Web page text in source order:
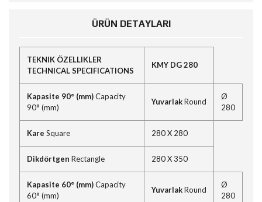
ÜRÜN DETAYLARI
TEKNIK ÖZELLIKLER
TECHNICAL SPECIFICATIONS
KMY DG 280
Kapasite 90° (mm)Capacity
90° (mm)
YuvarlakRound
Ø
280
Kare Square 280 X 280
Dikdörtgen Rectangle 280 X 350
Kapasite 60° (mm)Capacity
60° (mm)
YuvarlakRound
Ø
280